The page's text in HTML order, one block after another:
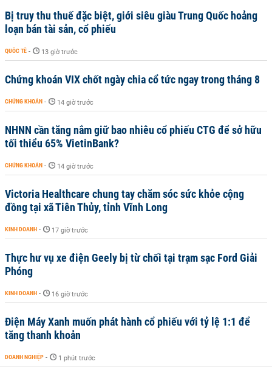
Bị truy thu thuế đặc biệt, giới siêu giàu Trung Quốc hoảng
loạn bán tài sản, cổ phiếu
QUỐC TẾ - 13 giờ trước
Chứng khoán VIX chốt ngày chia cổ tức ngay trong tháng 8
CHỨNG KHOÁN - 14 giờ trước
NHNN cần tăng nắm giữ bao nhiêu cổ phiếu CTG để sở hữu
tối thiểu 65% VietinBank?
CHỨNG KHOÁN - 14 giờ trước
Victoria Healthcare chung tay chăm sóc sức khỏe cộng
đồng tại xã Tiên Thủy, tỉnh Vĩnh Long
KINH DOANH - 17 giờ trước
Thực hư vụ xe điện Geely bị từ chối tại trạm sạc Ford Giải
Phóng
KINH DOANH - 16 giờ trước
Điện Máy Xanh muốn phát hành cổ phiếu với tỷ lệ 1:1 để
tăng thanh khoản
DOANH NGHIỆP - 1 phút trước